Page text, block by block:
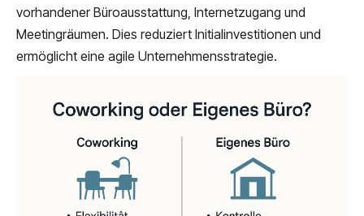
vorhandener Büroausstattung, Internetzugang und
Meetingräumen. Dies reduziert Initialinvestitionen und
ermöglicht eine agile Unternehmensstrategie.